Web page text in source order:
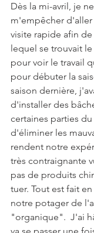
Dès la mi-avril, je
m'empêcher
visite rapide afin
lequel se trouvait
pour voir le travail
pour débuter la
saison dernière,
d'installer des
certaines parties
d'éliminer les
rendent notre
très contraignante
pas de produits
tuer. Tout est fait
notre potager de
"organique".  J'ai